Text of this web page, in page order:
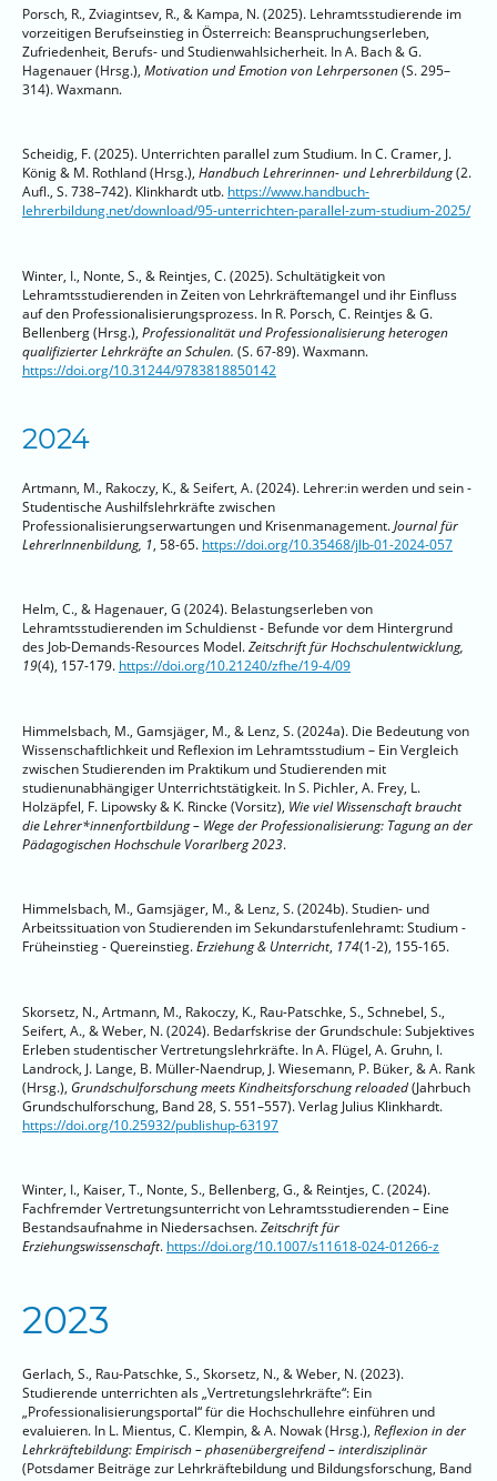
Porsch, R., Zviagintsev, R., & Kampa, N. (2025). Lehramtsstudierende im
vorzeitigen Berufseinstieg in Österreich: Beanspruchungserleben,
Zufriedenheit, Berufs- und Studienwahlsicherheit. In A. Bach & G.
Hagenauer (Hrsg.), Motivation und Emotion von Lehrpersonen(S. 295–
314). Waxmann.
Scheidig, F. (2025). Unterrichten parallel zum Studium. In C. Cramer, J.
König & M. Rothland (Hrsg.), Handbuch Lehrerinnen- und Lehrerbildung(2.
Aufl., S. 738–742). Klinkhardt utb. https://www.handbuch-
lehrerbildung.net/download/95-unterrichten-parallel-zum-studium-2025/
Winter, I., Nonte, S., & Reintjes, C. (2025). Schultätigkeit von
Lehramtsstudierenden in Zeiten von Lehrkräftemangel und ihr Einfluss
auf den Professionalisierungsprozess. In R. Porsch, C. Reintjes & G.
Bellenberg (Hrsg.), Professionalität und Professionalisierung heterogen
qualifizierter Lehrkräfte an Schulen. (S. 67-89). Waxmann.
https://doi.org/10.31244/9783818850142
2024
Artmann, M., Rakoczy, K., & Seifert, A. (2024). Lehrer:in werden und sein -
Studentische Aushilfslehrkräfte zwischen
Professionalisierungserwartungen und Krisenmanagement.Journal für
LehrerInnenbildung, 1, 58-65. https://doi.org/10.35468/jlb-01-2024-057
Helm, C., & Hagenauer, G (2024). Belastungserleben von
Lehramtsstudierenden im Schuldienst - Befunde vor dem Hintergrund
des Job-Demands-Resources Model.Zeitschrift für Hochschulentwicklung,
19(4), 157-179. https://doi.org/10.21240/zfhe/19-4/09
Himmelsbach, M., Gamsjäger, M., & Lenz, S. (2024a). Die Bedeutung von
Wissenschaftlichkeit und Reflexion im Lehramtsstudium – Ein Vergleich
zwischen Studierenden im Praktikum und Studierenden mit
studienunabhängiger Unterrichtstätigkeit. In S. Pichler, A. Frey, L.
Holzäpfel, F. Lipowsky & K. Rincke (Vorsitz), Wie viel Wissenschaft braucht
die Lehrer*innenfortbildung – Wege der Professionalisierung: Tagung an der
Pädagogischen Hochschule Vorarlberg 2023.
Himmelsbach, M., Gamsjäger, M., & Lenz, S. (2024b). Studien- und
Arbeitssituation von Studierenden im Sekundarstufenlehramt: Studium -
Früheinstieg - Quereinstieg.Erziehung & Unterricht, 174(1-2), 155-165.
Skorsetz, N., Artmann, M., Rakoczy, K., Rau-Patschke, S., Schnebel, S.,
Seifert, A., & Weber, N. (2024). Bedarfskrise der Grundschule: Subjektives
Erleben studentischer Vertretungslehrkräfte. In A. Flügel, A. Gruhn, I.
Landrock, J. Lange, B. Müller-Naendrup, J. Wiesemann, P. Büker, & A. Rank
(Hrsg.), Grundschulforschung meets Kindheitsforschung reloaded(Jahrbuch
Grundschulforschung, Band 28, S. 551–557). Verlag Julius Klinkhardt.
https://doi.org/10.25932/publishup-63197
Winter, I., Kaiser, T., Nonte, S., Bellenberg, G., & Reintjes, C. (2024).
Fachfremder Vertretungsunterricht von Lehramtsstudierenden – Eine
Bestandsaufnahme in Niedersachsen.Zeitschrift für
Erziehungswissenschaft. https://doi.org/10.1007/s11618-024-01266-z
2023
Gerlach, S., Rau-Patschke, S., Skorsetz, N., & Weber, N. (2023).
Studierende unterrichten als „Vertretungslehrkräfte“: Ein
„Professionalisierungsportal“ für die Hochschullehre einführen und
evaluieren. In L. Mientus, C. Klempin, & A. Nowak (Hrsg.), Reflexion in der
Lehrkräftebildung: Empirisch – phasenübergreifend – interdisziplinär
(Potsdamer Beiträge zur Lehrkräftebildung und Bildungsforschung, Band